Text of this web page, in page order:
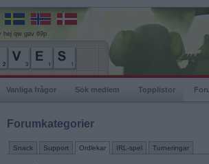
hej qw gav 69p
Vanliga frågor Sök medlem Topplistor
Forumkategorier
Snack Support Ordlekar IRL-spel Turneringar